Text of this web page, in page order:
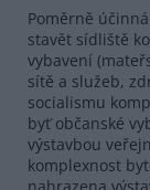
Poměrně
stavět sídliště
vybavení
sítě a služeb,
socialismu
byť občanské
výstavbou
komplexnost